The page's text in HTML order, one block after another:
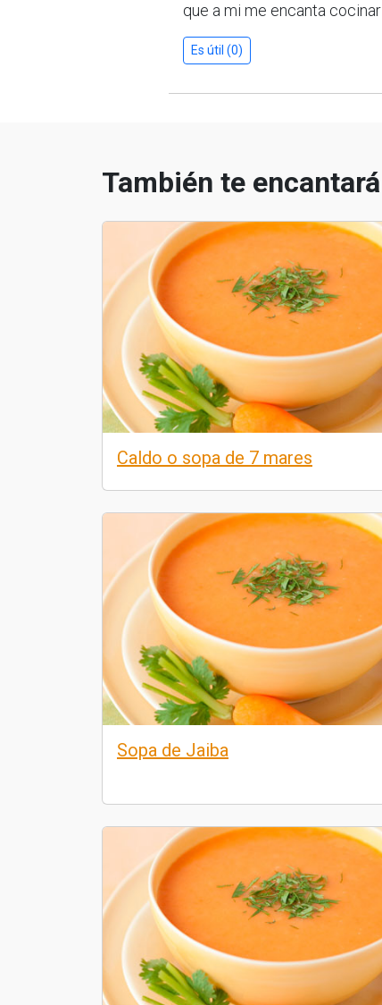
que a mi me encanta cocinar
Es útil (0)
También te encantará
Caldo o sopa de 7 mares
Sopa de Jaiba